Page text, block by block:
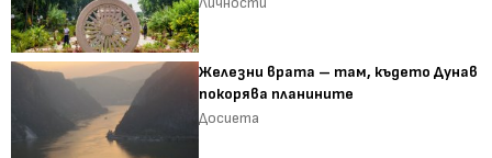
Железни врата – там, където Дунав
покорява планините
Досиета